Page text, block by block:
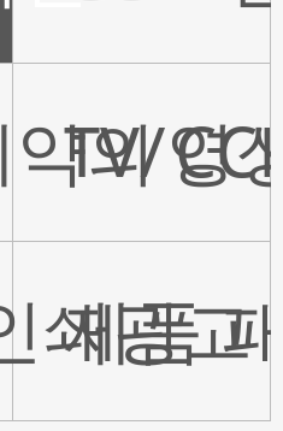
홈으 전체
의
TV/영
쇄광고
제품